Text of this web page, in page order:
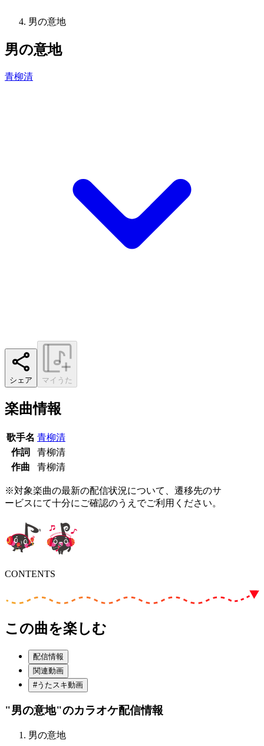
男の意地
男の意地
青柳清
シェア マイうた
楽曲情報
歌手名 青柳清
作詞
青柳清
作曲
青柳清
※対象楽曲の最新の配信状況について、遷移先のサ
ービスにて十分にご確認のうえでご利用ください。
CONTENTS
この曲を楽しむ
配信情報
関連動画
#うたスキ動画
"男の意地"のカラオケ配信情報
男の意地